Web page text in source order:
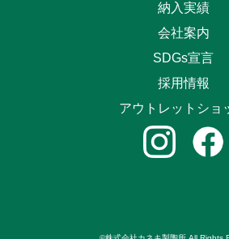
納入実績
会社案内
SDGs宣言
採用情報
アウトレットショ